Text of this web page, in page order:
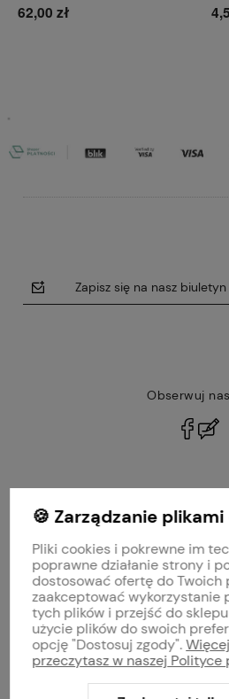
62,00 zł
Zapisz się na nasz
Obserwuj
MOJE KONTO
PŁATNOŚCI I DOSTAWA
INFORMACJE
O NAS
🍪 Zarządzanie
Pliki cookies i pokrewne im
poprawne działanie strony i
dostosować ofertę do Twoich
zaakceptować wykorzystanie
tych plików i przejść do
użycie plików do swoich
opcję "Dostosuj zgody".
przeczytasz w naszej